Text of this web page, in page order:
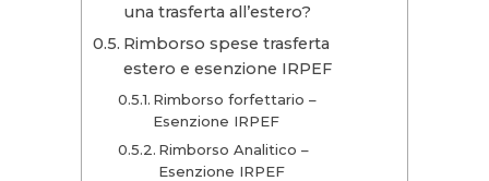
una trasferta all’estero?
Rimborso spese trasferta
estero e esenzione IRPEF
Rimborso forfettario –
Esenzione IRPEF
Rimborso Analitico –
Esenzione IRPEF